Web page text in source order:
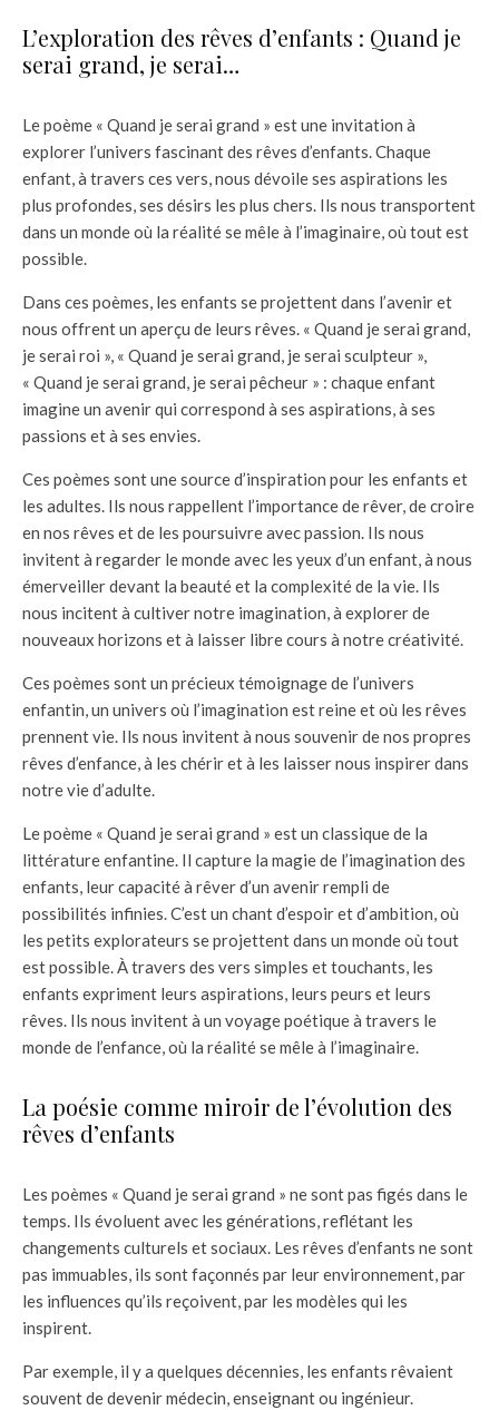
L’exploration des rêves d’enfants : Quand je
serai grand, je serai…
Le poème « Quand je serai grand » est une invitation à
explorer l’univers fascinant des rêves d’enfants. Chaque
enfant, à travers ces vers, nous dévoile ses aspirations les
plus profondes, ses désirs les plus chers. Ils nous transportent
dans un monde où la réalité se mêle à l’imaginaire, où tout est
possible.
Dans ces poèmes, les enfants se projettent dans l’avenir et
nous offrent un aperçu de leurs rêves. « Quand je serai grand,
je serai roi », « Quand je serai grand, je serai sculpteur »,
« Quand je serai grand, je serai pêcheur » : chaque enfant
imagine un avenir qui correspond à ses aspirations, à ses
passions et à ses envies.
Ces poèmes sont une source d’inspiration pour les enfants et
les adultes. Ils nous rappellent l’importance de rêver, de croire
en nos rêves et de les poursuivre avec passion. Ils nous
invitent à regarder le monde avec les yeux d’un enfant, à nous
émerveiller devant la beauté et la complexité de la vie. Ils
nous incitent à cultiver notre imagination, à explorer de
nouveaux horizons et à laisser libre cours à notre créativité.
Ces poèmes sont un précieux témoignage de l’univers
enfantin, un univers où l’imagination est reine et où les rêves
prennent vie. Ils nous invitent à nous souvenir de nos propres
rêves d’enfance, à les chérir et à les laisser nous inspirer dans
notre vie d’adulte.
Le poème « Quand je serai grand » est un classique de la
littérature enfantine. Il capture la magie de l’imagination des
enfants, leur capacité à rêver d’un avenir rempli de
possibilités infinies. C’est un chant d’espoir et d’ambition, où
les petits explorateurs se projettent dans un monde où tout
est possible. À travers des vers simples et touchants, les
enfants expriment leurs aspirations, leurs peurs et leurs
rêves. Ils nous invitent à un voyage poétique à travers le
monde de l’enfance, où la réalité se mêle à l’imaginaire.
La poésie comme miroir de l’évolution des
rêves d’enfants
Les poèmes « Quand je serai grand » ne sont pas figés dans le
temps. Ils évoluent avec les générations, reflétant les
changements culturels et sociaux. Les rêves d’enfants ne sont
pas immuables, ils sont façonnés par leur environnement, par
les influences qu’ils reçoivent, par les modèles qui les
inspirent.
Par exemple, il y a quelques décennies, les enfants rêvaient
souvent de devenir médecin, enseignant ou ingénieur.